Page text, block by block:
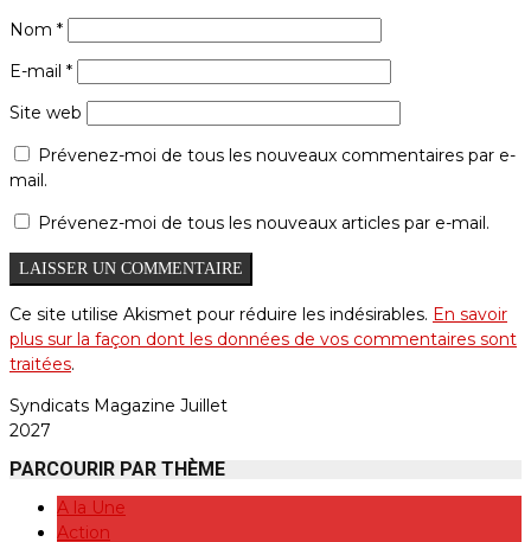
Nom *
E-mail *
Site web
Prévenez-moi de tous les nouveaux commentaires par e-
mail.
Prévenez-moi de tous les nouveaux articles par e-mail.
Ce site utilise Akismet pour réduire les indésirables. En savoir
plus sur la façon dont les données de vos commentaires sont
traitées.
Syndicats Magazine Juillet
2027
PARCOURIR PAR THÈME
A la Une
Action